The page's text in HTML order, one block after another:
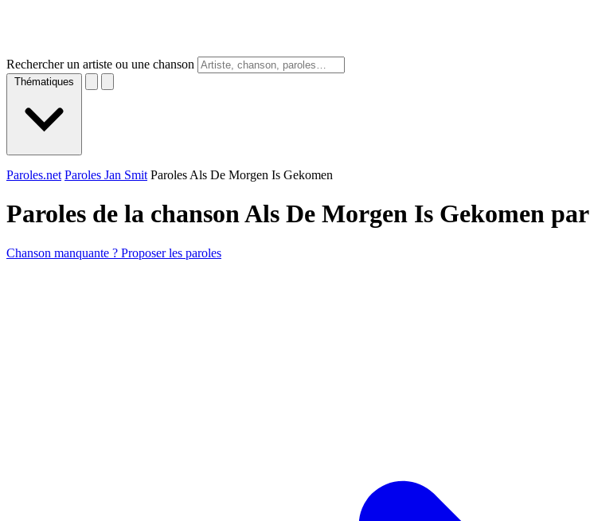
Rechercher un artiste ou une chanson
Thématiques
Paroles.net Paroles Jan Smit Paroles Als De Morgen Is Gekomen
Paroles de la chanson Als De Morgen Is Gekomen par
Chanson manquante ? Proposer les paroles